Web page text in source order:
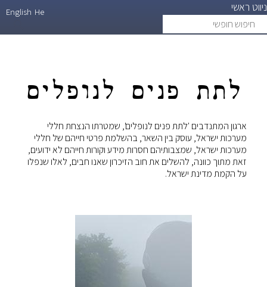
ניווט ראשי
חופשי
He
English
לתת פנים לנופלים
ארגון המתנדבים 'לתת פנים לנופלים', שמטרתו הנצחת חללי
מערכות ישראל, עוסק בין השאר, בהשלמת פרטי חייהם של חללי
מערכות ישראל, שמצבותיהם חסרות מידע וקורות חייהם לא ידועים,
זאת מתוך כוונה, להשלים את חוב הזיכרון שאנו חבים, לאלו שנפלו
על הקמת מדינת ישראל.